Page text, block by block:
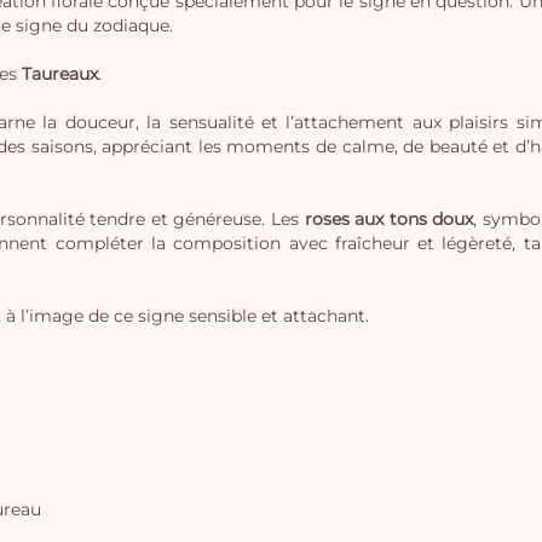
signe du zodiaque.
Taureaux.
la douceur, la sensualité et l’attachement aux plaisirs
saisons, appréciant les moments de calme, de beauté et
tendre et généreuse. Les roses aux tons doux,
compléter la composition avec fraîcheur et légèreté,
l’image de ce signe sensible et attachant.